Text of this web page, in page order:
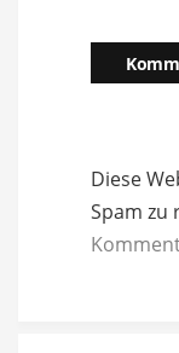
Diese
Spam zu